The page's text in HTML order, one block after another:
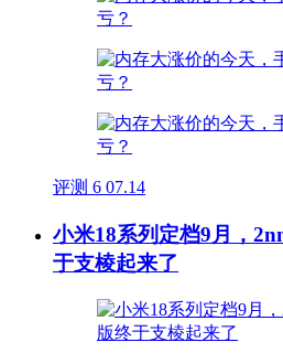
评测 6 07.14
小米18系列定档9月，
于支棱起来了